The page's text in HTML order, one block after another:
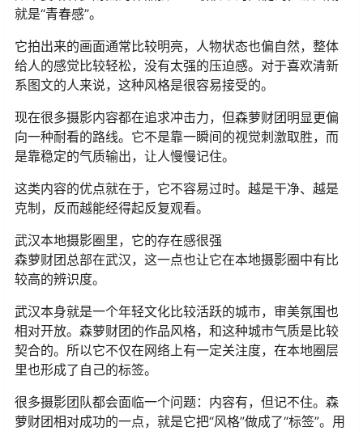
就是“青春感”。
它拍出来的画面通常比较明亮，人物状态也偏自然，整体
给人的感觉比较轻松，没有太强的压迫感。对于喜欢清新
系图文的人来说，这种风格是很容易接受的。
现在很多摄影内容都在追求冲击力，但森萝财团明显更偏
向一种耐看的路线。它不是靠一瞬间的视觉刺激取胜，而
是靠稳定的气质输出，让人慢慢记住。
这类内容的优点就在于，它不容易过时。越是干净、越是
克制，反而越能经得起反复观看。
武汉本地摄影圈里，它的存在感很强
森萝财团总部在武汉，这一点也让它在本地摄影圈中有比
较高的辨识度。
武汉本身就是一个年轻文化比较活跃的城市，审美氛围也
相对开放。森萝财团的作品风格，和这种城市气质是比较
契合的。所以它不仅在网络上有一定关注度，在本地圈层
里也形成了自己的标签。
很多摄影团队都会面临一个问题：内容有，但记不住。森
萝财团相对成功的一点，就是它把“风格”做成了“标签”。用